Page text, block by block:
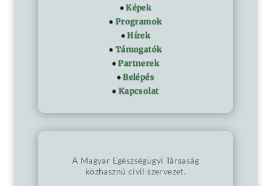
Képek
Programok
Hírek
Támogatók
Partnerek
Belépés
Kapcsolat
A Magyar Egészségügyi Társaság
közhasznú civil szervezet.